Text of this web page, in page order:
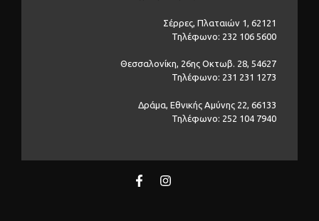
Σέρρες, Πλαταιών 1, 62121
Τηλέφωνο: 232 106 5600
Θεσσαλονίκη, 26ης Οκτωβ. 28, 54627
Τηλέφωνο: 231 231 1273
Δράμα, Εθνικής Αμύνης 22, 66133
Τηλέφωνο: 252 104 7940